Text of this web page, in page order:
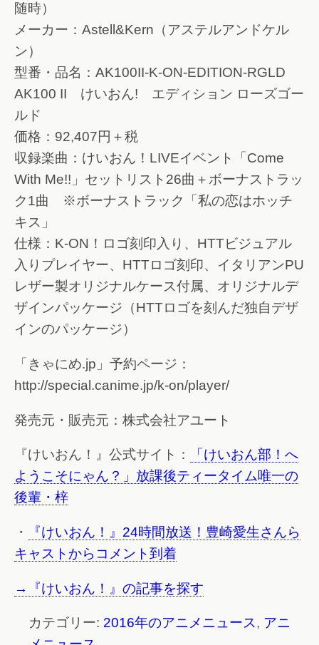
随時）
メーカー：Astell&Kern（アステルアンドケル
ン）
型番・品名：AK100II-K-ON-EDITION-RGLD
AK100 II けいおん! エディション ローズゴー
ルド
価格：92,407円＋税
収録楽曲：けいおん！LIVEイベント「Come
With Me!!」セットリスト26曲＋ボーナストラッ
ク1曲 ※ボーナストラック「私の恋はホッチ
キス」
仕様：K-ON！ロゴ刻印入り、HTTビジュアル
入りプレイヤー、HTTロゴ刻印、イタリアンPU
レザー製オリジナルケース付属、オリジナルデ
ザインパッケージ（HTTロゴを刻んだ独自デザ
インのパッケージ）
「きゃにめ.jp」予約ページ：
http://special.canime.jp/k-on/player/
発売元・販売元：株式会社アユート
『けいおん！』公式サイト：
「けいおん部！へ
ようこそにゃん？」放課後ティータイム唯一の
後輩・梓
・
『けいおん！』24時間放送！豊崎愛生さんら
キャストからコメント到着
→『けいおん！』の記事を探す
カテゴリー: 2016年のアニメニュース, アニ